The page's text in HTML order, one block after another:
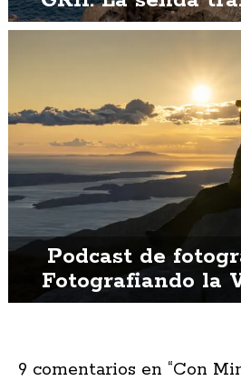
Podcast de
Fotografiando la
9 comentarios en “Con